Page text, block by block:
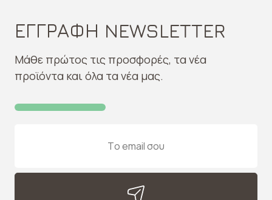
ΕΓΓΡΑΦΗ NEWSLETTER
Μάθε πρώτος τις προσφορές, τα νέα
προϊόντα και όλα τα νέα μας.